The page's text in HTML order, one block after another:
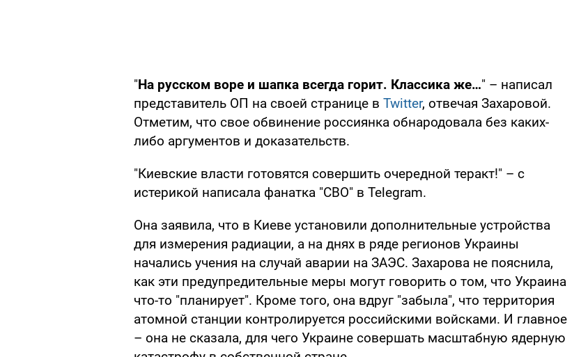
"На русском воре и шапка всегда горит. Классика же…" – написал
представитель ОП на своей странице в Twitter, отвечая Захаровой.
Отметим, что свое обвинение россиянка обнародовала без каких-
либо аргументов и доказательств.
"Киевские власти готовятся совершить очередной теракт!" – с
истерикой написала фанатка "СВО" в Telegram.
Она заявила, что в Киеве установили дополнительные устройства
для измерения радиации, а на днях в ряде регионов Украины
начались учения на случай аварии на ЗАЭС. Захарова не пояснила,
как эти предупредительные меры могут говорить о том, что Украина
что-то "планирует". Кроме того, она вдруг "забыла", что территория
атомной станции контролируется российскими войсками. И главное
– она не сказала, для чего Украине совершать масштабную ядерную